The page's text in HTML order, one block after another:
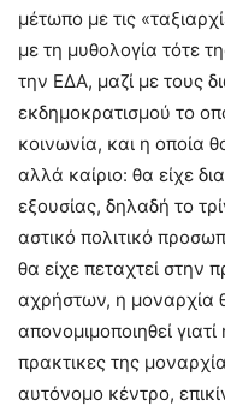
μέτωπο με τις
με τη μυθολογία τότε
την ΕΔΑ, μαζί με τους
εκδημοκρατισμού το
κοινωνία, και η οποία
αλλά καίριο: θα είχε
εξουσίας, δηλαδή το
αστικό πολιτικό
θα είχε πεταχτεί στην
αχρήστων, η μοναρχία
απονομιμοποιηθεί
πρακτικες της
αυτόνομο κέντρο,